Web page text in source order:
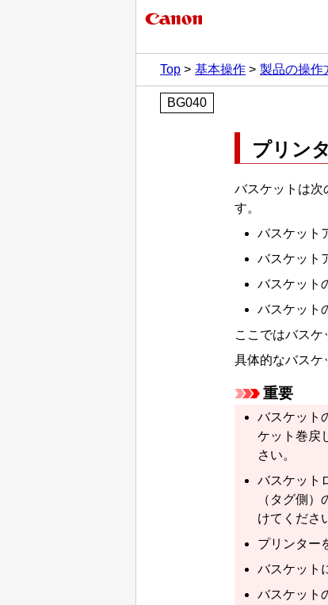
Top
基本操作 製品の操作
BG040
プリン
バスケット は次
す。
バスケット
バスケット
バスケット
バスケット
ここではバスケ
具体的なバスケ
重要
バスケット
ケット巻戻
さい。
バスケット
（タグ側）
けてくださ
プリンター
バスケット
バスケット